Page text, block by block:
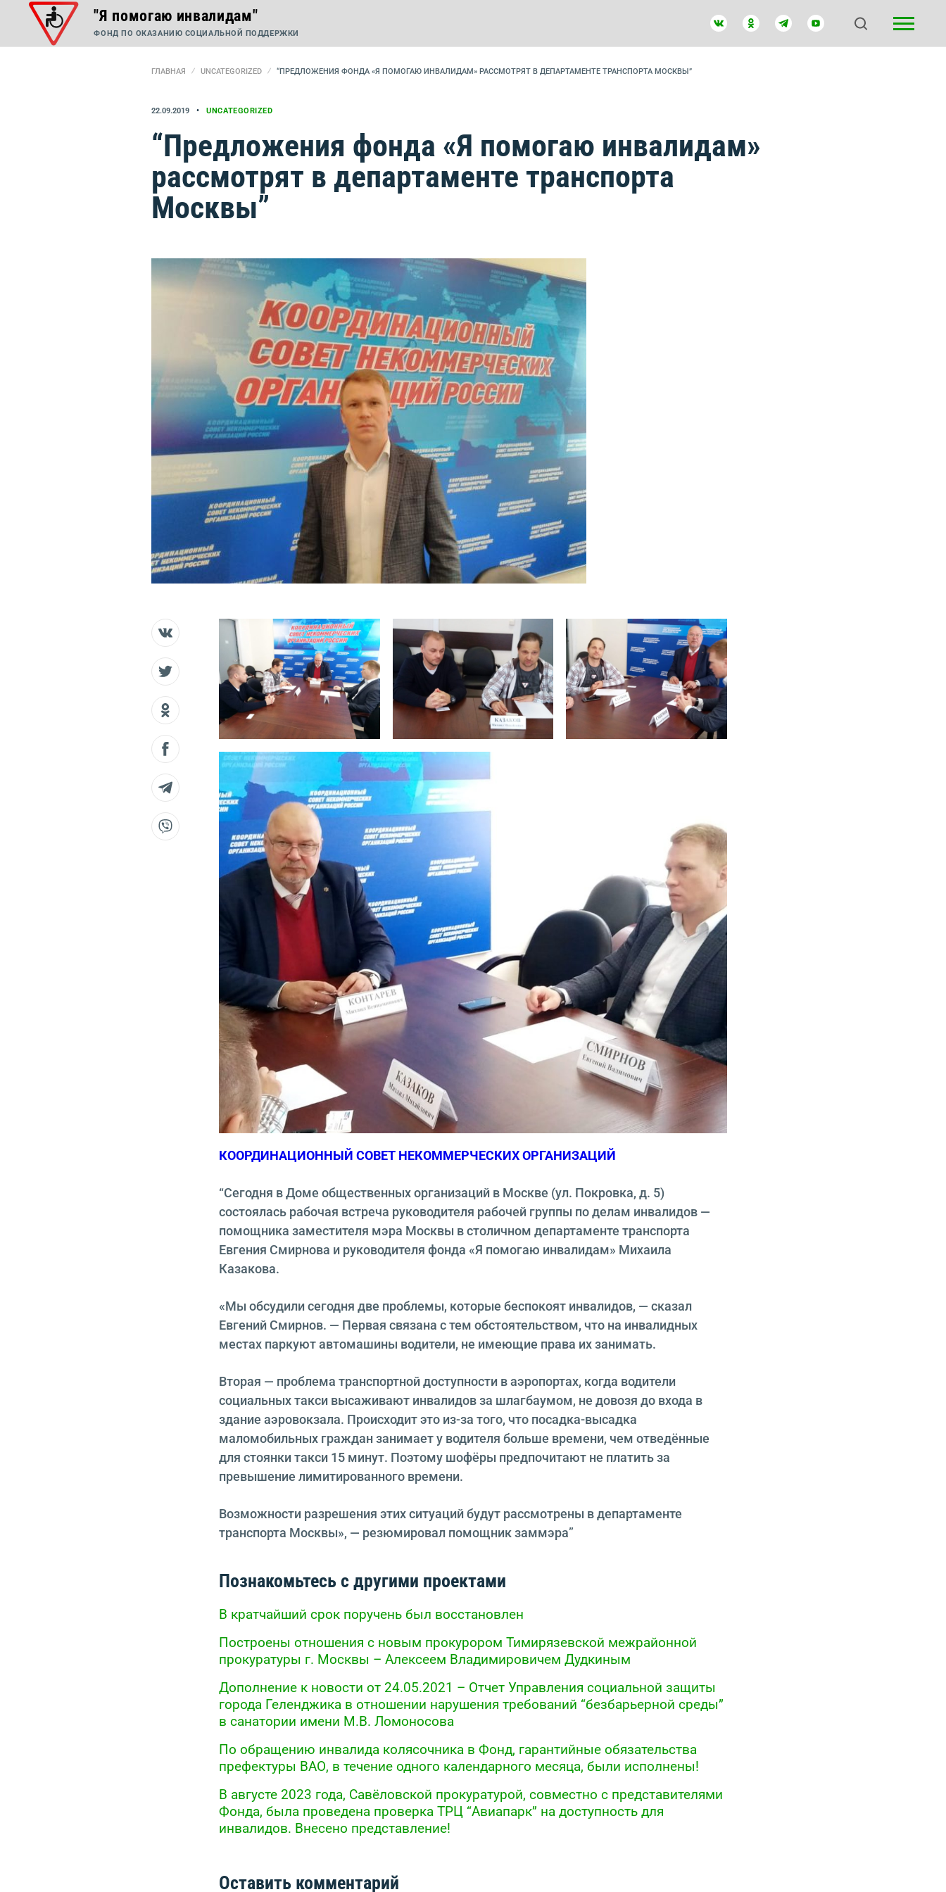
"Я помогаю инвалидам"
ФОНД ПО ОКАЗАНИЮ СОЦИАЛЬНОЙ ПОДДЕРЖКИ
ГЛАВНАЯ UNCATEGORIZED “ПРЕДЛОЖЕНИЯ ФОНДА «Я ПОМОГАЮ ИНВАЛИДАМ» РАССМОТРЯТ В ДЕПАРТАМЕНТЕ ТРАНСПОРТА МОСКВЫ”
22.09.2019 UNCATEGORIZED
“Предложения фонда «Я помогаю инвалидам»
рассмотрят в департаменте транспорта
Москвы”
КООРДИНАЦИОННЫЙ СОВЕТ НЕКОММЕРЧЕСКИХ ОРГАНИЗАЦИЙ
“Сегодня в Доме общественных организаций в Москве (ул. Покровка, д. 5)
состоялась рабочая встреча руководителя рабочей группы по делам инвалидов —
помощника заместителя мэра Москвы в столичном департаменте транспорта
Евгения Смирнова и руководителя фонда «Я помогаю инвалидам» Михаила
Казакова.
«Мы обсудили сегодня две проблемы, которые беспокоят инвалидов, — сказал
Евгений Смирнов. — Первая связана с тем обстоятельством, что на инвалидных
местах паркуют автомашины водители, не имеющие права их занимать.
Вторая — проблема транспортной доступности в аэропортах, когда водители
социальных такси высаживают инвалидов за шлагбаумом, не довозя до входа в
здание аэровокзала. Происходит это из-за того, что посадка-высадка
маломобильных граждан занимает у водителя больше времени, чем отведённые
для стоянки такси 15 минут. Поэтому шофёры предпочитают не платить за
превышение лимитированного времени.
Возможности разрешения этих ситуаций будут рассмотрены в департаменте
транспорта Москвы», — резюмировал помощник заммэра”
Познакомьтесь с другими проектами
В кратчайший срок поручень был восстановлен
Построены отношения с новым прокурором Тимирязевской межрайонной
прокуратуры г. Москвы – Алексеем Владимировичем Дудкиным
Дополнение к новости от 24.05.2021 – Отчет Управления социальной защиты
города Геленджика в отношении нарушения требований “безбарьерной среды”
в санатории имени М.В. Ломоносова
По обращению инвалида колясочника в Фонд, гарантийные обязательства
префектуры ВАО, в течение одного календарного месяца, были исполнены!
В августе 2023 года, Савёловской прокуратурой, совместно с представителями
Фонда, была проведена проверка ТРЦ “Авиапарк” на доступность для
инвалидов. Внесено представление!
Оставить комментарий